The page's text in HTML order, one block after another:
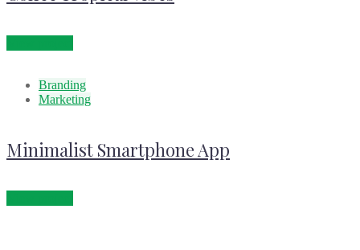
Branding
Marketing
Minimalist Smartphone App